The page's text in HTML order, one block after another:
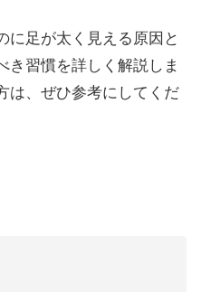
に足が太く見える原因と
き習慣を詳しく解説しま
は、ぜひ参考にしてくだ